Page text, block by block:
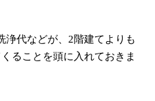
浄代などが、2階建てよりも
ることを頭に入れておきま